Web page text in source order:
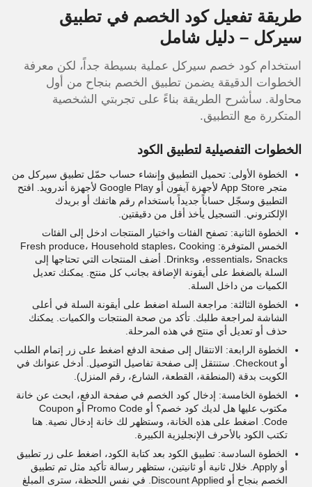
طريقة تفعيل كود الخصم في تطبيق
سيركل – دليل شامل
استخدام كود خصم سيركل عملية بسيطة جداً، لكن معرفة
الخطوات الدقيقة يضمن تطبيق الخصم بنجاح من أول
محاولة. سأشرح الطريقة بناءً على تجربتي الشخصية
المتكررة مع التطبيق.
الخطوات التفصيلية لتطبيق الكود
الخطوة الأولى: تحميل التطبيق وإنشاء حساب حمّل تطبيق سيركل من
متجر App Store لأجهزة آيفون أو Google Play لأجهزة أندرويد. افتح
التطبيق وسجّل حساباً جديداً باستخدام رقم هاتفك أو بريدك
الإلكتروني. التسجيل يأخذ أقل من دقيقتين.
الخطوة الثانية: تصفح الفئات واختيار المنتجات ادخل إلى الفئات
الخمس المتوفرة: Fresh produce، Household staples، Cooking
essentials، Snacks، وDrinks. أضف المنتجات التي تحتاجها إلى
السلة بالضغط على أيقونة الإضافة بجانب كل منتج. يمكنك تعديل
الكميات من داخل السلة.
الخطوة الثالثة: مراجعة السلة اضغط على أيقونة السلة في أعلى
الشاشة لمراجعة طلبك. تأكد من صحة المنتجات والكميات. يمكنك
حذف أو تعديل أي منتج في هذه المرحلة.
الخطوة الرابعة: الانتقال إلى صفحة الدفع اضغط على زر إتمام الطلب
أو Checkout. ستنتقل إلى صفحة تفاصيل التوصيل. أدخل عنوانك في
الكويت بدقة (المنطقة، القطعة، الشارع، رقم المنزل).
الخطوة الخامسة: إدخال كود الخصم في صفحة الدفع، ابحث عن خانة
مكتوب عليها هل لديك كود خصم؟ أو Promo Code أو Coupon
Code. اضغط على هذه الخانة، وستظهر لك خانة إدخال نصية. هنا
تكتب الكود بالأحرف الإنجليزية الكبيرة.
الخطوة السادسة: تطبيق الكود بعد كتابة الكود، اضغط على زر تطبيق
أو Apply. خلال ثانية أو ثانيتين، ستظهر رسالة تأكيد مثل تم تطبيق
الخصم بنجاح أو Discount Applied. في نفس اللحظة، سترى المبلغ